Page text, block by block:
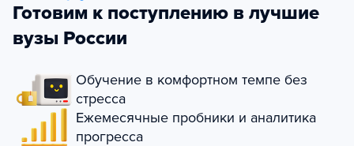
Готовим к поступлению в лучшие
вузы России
Обучение в комфортном темпе без
стресса
Ежемесячные пробники и аналитика
прогресса